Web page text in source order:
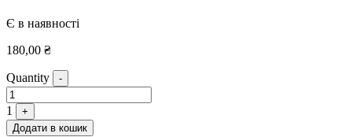
Є в наявності
180,00 ₴
Quantity -
1
+
Додати в кошик